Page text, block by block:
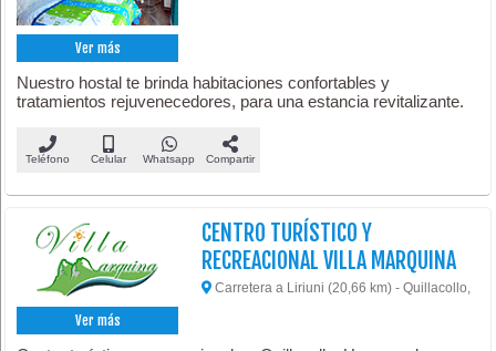
Ver más
Nuestro hostal te brinda habitaciones confortables y
tratamientos rejuvenecedores, para una estancia revitalizante.
Teléfono Celular Whatsapp Compartir
Ver más
CENTRO TURÍSTICO Y
RECREACIONAL VILLA MARQUINA
Carretera a Liriuni (20,66 km) - Quillacollo,